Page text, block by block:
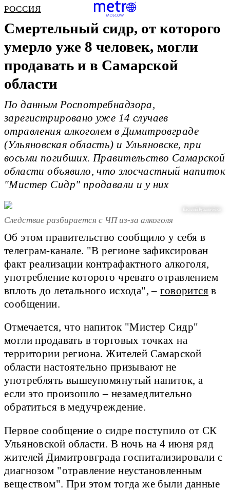
РОССИЯ
Смертельный сидр, от которого
умерло уже 8 человек, могли
продавать и в Самарской
области
По данным Роспотребнадзора,
зарегистрировано уже 14 случаев
отравления алкоголем в Димитровграде
(Ульяновская область) и Ульяновске, при
восьми погибших. Правительство Самарской
области объявило, что злосчастный напиток
"Мистер Сидр" продавали и у них
Василий Кузьмичёнок
Следствие разбирается с ЧП из-за алкоголя
Об этом правительство сообщило у себя в
телеграм-канале. "В регионе зафиксирован
факт реализации контрафактного алкоголя,
употребление которого чревато отравлением
вплоть до летального исхода", –говорится в
сообщении.
Отмечается, что напиток "Мистер Сидр"
могли продавать в торговых точках на
территории региона. Жителей Самарской
области настоятельно призывают не
употреблять вышеупомянутый напиток, а
если это произошло – незамедлительно
обратиться в медучреждение.
Первое сообщение о сидре поступило от СК
Ульяновской области. В ночь на 4 июня ряд
жителей Димитровграда госпитализировали с
диагнозом "отравление неустановленным
веществом". При этом тогда же были данные